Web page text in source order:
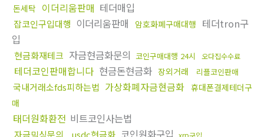
돈세탁 이더리움판매 테더매입
잡코인구입대행 이더리움판매 암호화폐구매대행 테더tron구
입
현금화재테크 자금현금화문의 코인구매대행 24시 오다집수수료
테더코인판매합니다 현금돈현금화 장외거래 리플코인판매
국내거래소fds피하는법 가상화폐자금현금화 휴대폰결제테더구
매
태더원화환전 비트코인사는법
자금믹싱문의 usdc현금화